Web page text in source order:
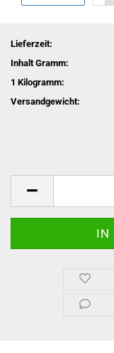
Lieferzeit:
Inhalt Gramm:
1 Kilogramm:
Versandgewicht: